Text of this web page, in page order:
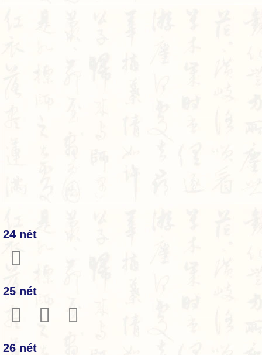
24 nét
𪖃
25 nét
𪖅 𪖆 𪖈
26 nét